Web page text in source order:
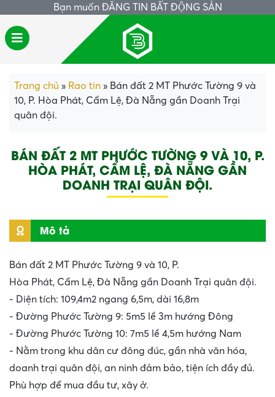
Bạn muốn ĐĂNG TIN BẤT ĐỘNG SẢN
Trang chủ » Rao tin » Bán đất 2 MT Phước Tường 9 và
10, P. Hòa Phát, Cẩm Lệ, Đà Nẵng gần Doanh Trại
quân đội.
BÁN ĐẤT 2 MT PHƯỚC TƯỜNG 9 VÀ 10, P.
HÒA PHÁT, CẨM LỆ, ĐÀ NẴNG GẦN
DOANH TRẠI QUÂN ĐỘI.
Mô tả
Bán đất 2 MT Phước Tường 9 và 10, P.
Hòa Phát, Cẩm Lệ, Đà Nẵng gần Doanh Trại quân đội.
- Diện tích: 109,4m2 ngang 6,5m, dài 16,8m
- Đường Phước Tường 9: 5m5 lề 3m hướng Đông
- Đường Phước Tường 10: 7m5 lề 4,5m hướng Nam
- Nằm trong khu dân cư đông đúc, gần nhà văn hóa,
doanh trại quân đội, an ninh đảm bảo, tiện ích đầy đủ.
Phù hợp để mua đầu tư, xây ở.